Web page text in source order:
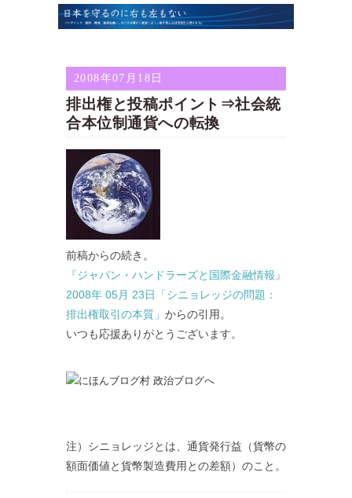
2008年07月18日
排出権と投稿ポイント⇒社会統
合本位制通貨への転換
前稿からの続き。
『ジャパン・ハンドラーズと国際金融情報』
2008年 05月 23日「シニョレッジの問題：
排出権取引の本質」 からの引用。
いつも応援ありがとうございます。
注）シニョレッジとは、通貨発行益（貨幣の
額面価値と貨幣製造費用との差額）のこと。